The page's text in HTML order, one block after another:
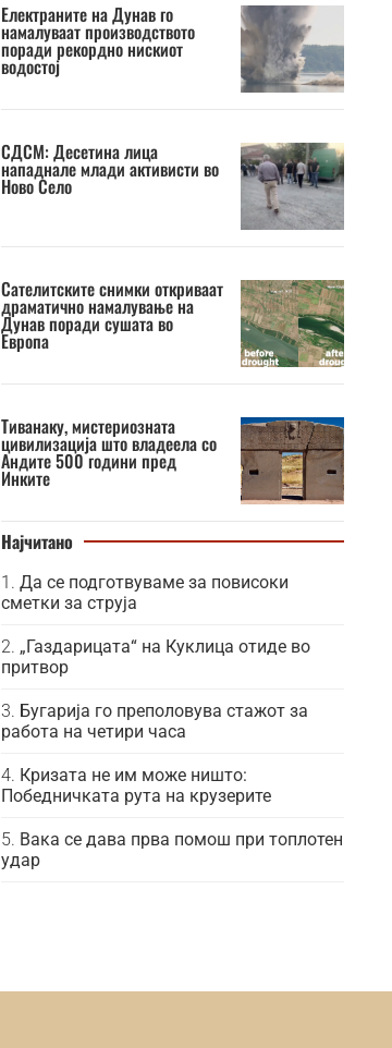
Електраните на Дунав го
намалуваат производството
поради рекордно нискиот
водостој
СДСМ: Десетина лица
нападнале млади активисти во
Ново Село
Сателитските снимки откриваат
драматично намалување на
Дунав поради сушата во
Европа
Тиванаку, мистериозната
цивилизација што владеела со
Андите 500 години пред
Инките
Најчитано
Да се подготвуваме за повисоки
сметки за струја
„Газдарицата“ на Куклица отиде во
притвор
Бугарија го преполовува стажот за
работа на четири часа
Кризата не им може ништо:
Победничката рута на крузерите
Вака се дава прва помош при топлотен
удар